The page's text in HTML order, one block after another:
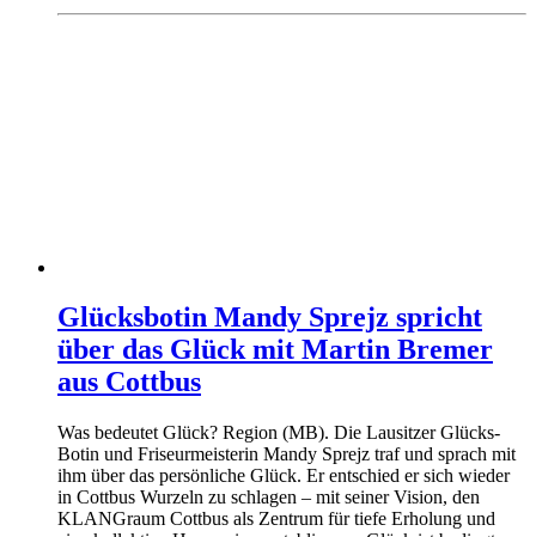
Glücksbotin Mandy Sprejz spricht
über das Glück mit Martin Bremer
aus Cottbus
Was bedeutet Glück? Region (MB). Die Lausitzer Glücks-
Botin und Friseurmeisterin Mandy Sprejz traf und sprach mit
ihm über das persönliche Glück. Er entschied er sich wieder
in Cottbus Wurzeln zu schlagen – mit seiner Vision, den
KLANGraum Cottbus als Zentrum für tiefe Erholung und